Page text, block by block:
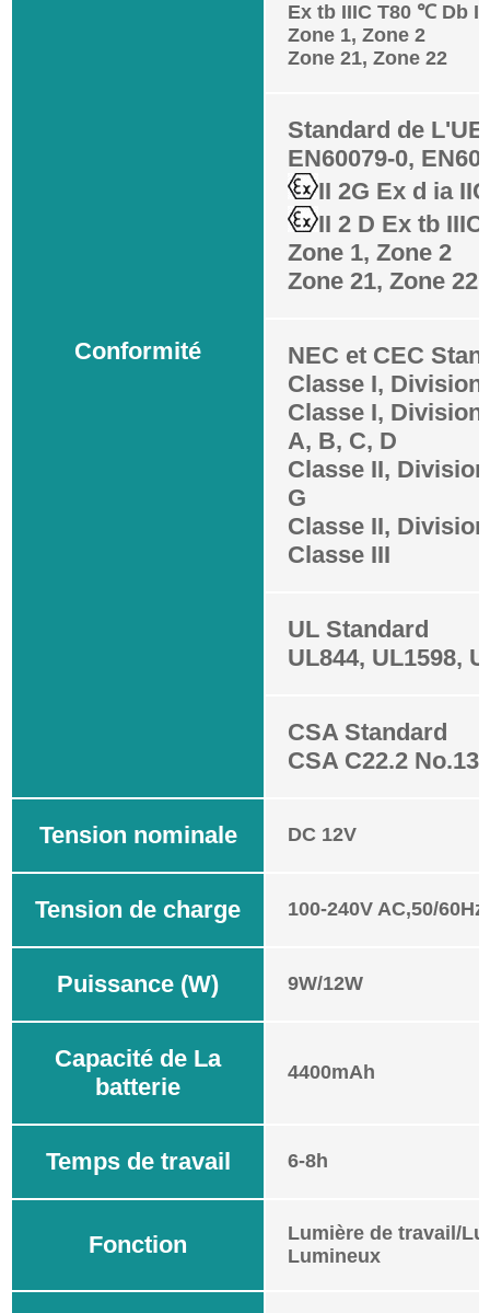
Conformité
Ex tb IIIC T80 ℃ Db
Zone 1, Zone 2
Zone 21, Zone 22
Standard de L'UE
EN60079-0,
II 2G Ex d ia
II 2 D Ex tb
Zone 1, Zone 2
Zone 21, Zone 22
NEC et CEC
Classe I, Division
Classe I, Division
A, B, C, D
Classe II,
G
Classe II,
Classe III
UL Standard
UL844, UL1598,
CSA Standard
CSA C22.2
Tension nominale DC 12V
Tension de charge 100-240V AC,50/60Hz
Puissance (W) 9W/12W
Capacité de La
batterie
4400mAh
Temps de travail 6-8h
Fonction
Lumière de travail/
Lumineux